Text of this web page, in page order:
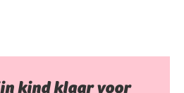
kind klaar voor